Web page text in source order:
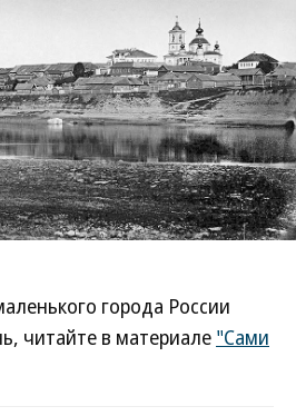
города России
читайте в материале "Сами